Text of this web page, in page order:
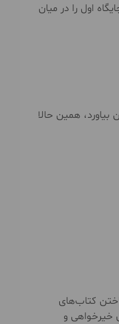
اول را در میان
همین حالا
کتاب‌های
خیرخواهی و